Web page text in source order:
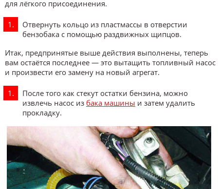
для лёгкого присоединения.
Отвернуть кольцо из пластмассы в отверстии
бензобака с помощью раздвижных щипцов.
Итак, предпринятые выше действия выполнены, теперь
вам остаётся последнее — это вытащить топливный насос
и произвести его замену на новый агрегат.
После того как стекут остатки бензина, можно
извлечь насос из бака машины и затем удалить
прокладку.